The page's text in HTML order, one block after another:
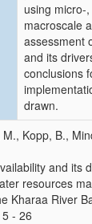
using micro-
macroscale
assessment
and its
conclusions
drawn.
M., Kopp, B.,
and its
resources
Kharaa River
- 26